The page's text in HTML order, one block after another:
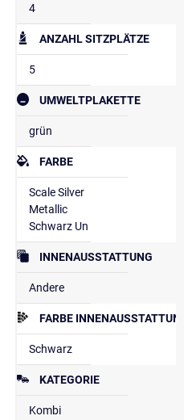
4
ANZAHL SITZPLÄTZE
5
UMWELTPLAKETTE
grün
FARBE
Scale Silver
Metallic
Schwarz Un
INNENAUSSTATTUNG
Andere
FARBE INNENAUSSTATTUNG
Schwarz
KATEGORIE
Kombi